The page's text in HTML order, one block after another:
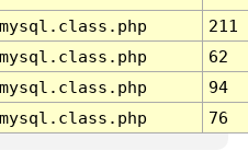
211
62
94
76